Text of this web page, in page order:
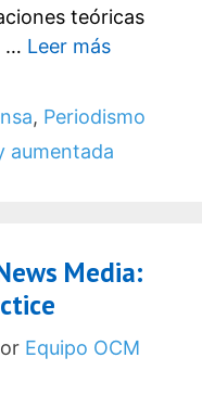
teóricas
… Leer más
, Periodismo
aumentada
Media:
Equipo OCM